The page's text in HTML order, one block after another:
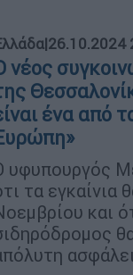
|26.10.2024
νέος
ένα από
υφυπουργός
τα εγκαίνια
και